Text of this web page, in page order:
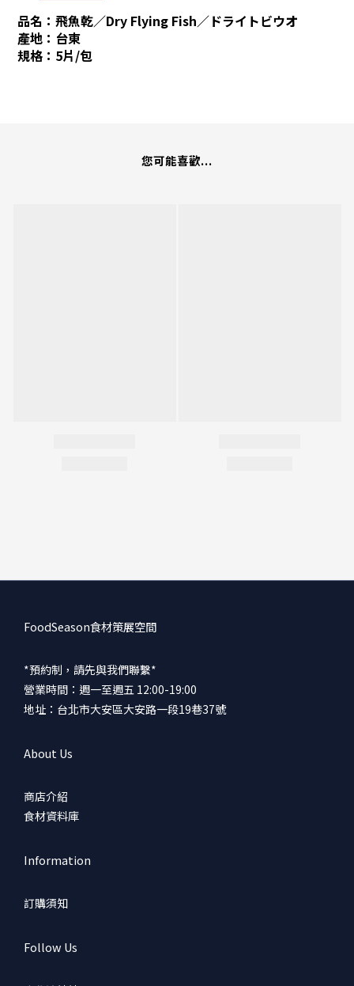
品名：飛魚乾／Dry Flying Fish／ドライトビウオ
產地：台東
規格：5片/包
您可能喜歡...
FoodSeason食材策展空間
*預約制，請先與我們聯繫*
營業時間：週一至週五 12:00-19:00
地址：台北市大安區大安路一段19巷37號
About Us
商店介紹
食材資料庫
Information
訂購須知
Follow Us